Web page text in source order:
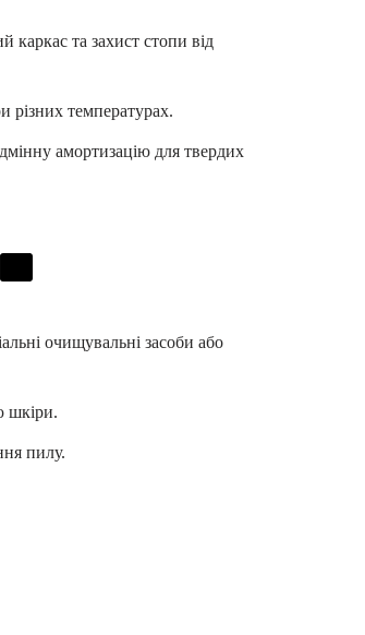
каркас та захист стопи від
різних температурах.
амортизацію для твердих
очищувальні засоби або
шкіри.
пилу.